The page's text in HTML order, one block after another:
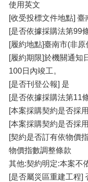
使用英文
[收受投標文件地點]
[是否依據採購法第99
[履約地點]臺南市(非原
[履約期限]於機關通知
100日內竣工。
[是否刊登公報] 是
[是否依據採購法第11
[本案採購契約是否採
[本案採購契約是否採
[契約是否訂有依物價
物價指數調整條款
其他:契約明定:本案不
[是否屬災區重建工程]